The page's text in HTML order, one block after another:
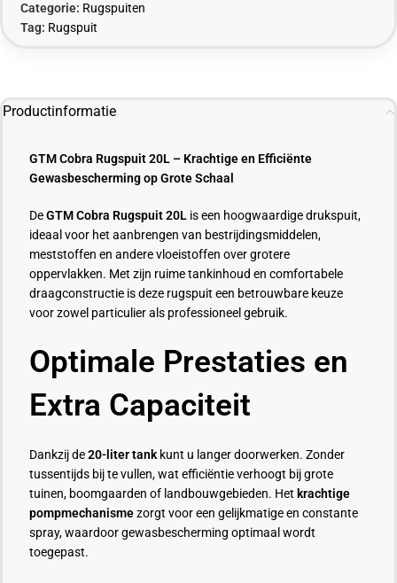
Categorie: Rugspuiten
Tag: Rugspuit
Productinformatie
GTM Cobra Rugspuit 20L – Krachtige en Efficiënte
Gewasbescherming op Grote Schaal
DeGTM Cobra Rugspuit 20L is een hoogwaardige drukspuit,
ideaal voor het aanbrengen van bestrijdingsmiddelen,
meststoffen en andere vloeistoffen over grotere
oppervlakken. Met zijn ruime tankinhoud en comfortabele
draagconstructie is deze rugspuit een betrouwbare keuze
voor zowel particulier als professioneel gebruik.
Optimale Prestaties en
Extra Capaciteit
Dankzij de20-liter tankkunt u langer doorwerken. Zonder
tussentijds bij te vullen, wat efficiëntie verhoogt bij grote
tuinen, boomgaarden of landbouwgebieden. Het krachtige
pompmechanismezorgt voor een gelijkmatige en constante
spray, waardoor gewasbescherming optimaal wordt
toegepast.